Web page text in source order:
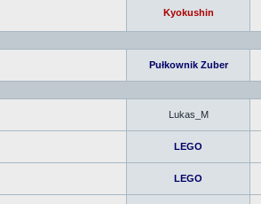
Kyokushin
Pułkownik Zuber
Lukas_M
LEGO
LEGO